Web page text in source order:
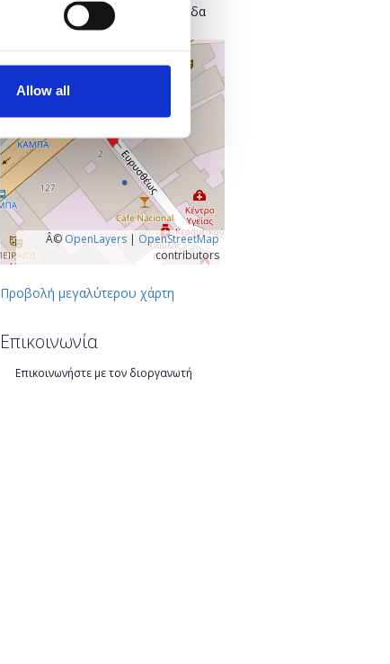
Allow all
Κεντρικός Τομέας Αθηνών, Ελλάδα
+
Â© OpenLayers| OpenStreetMap
contributors
Προβολή μεγαλύτερου χάρτη
Επικοινωνία
Επικοινωνήστε με τον διοργανωτή